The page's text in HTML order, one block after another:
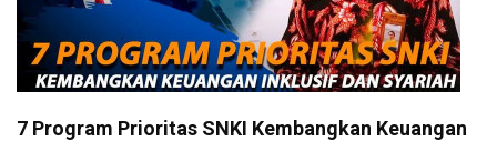
7 Program Prioritas SNKI Kembangkan Keuangan